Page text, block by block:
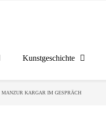
Kunstgeschichte
KARGAR IM GESPRÄCH